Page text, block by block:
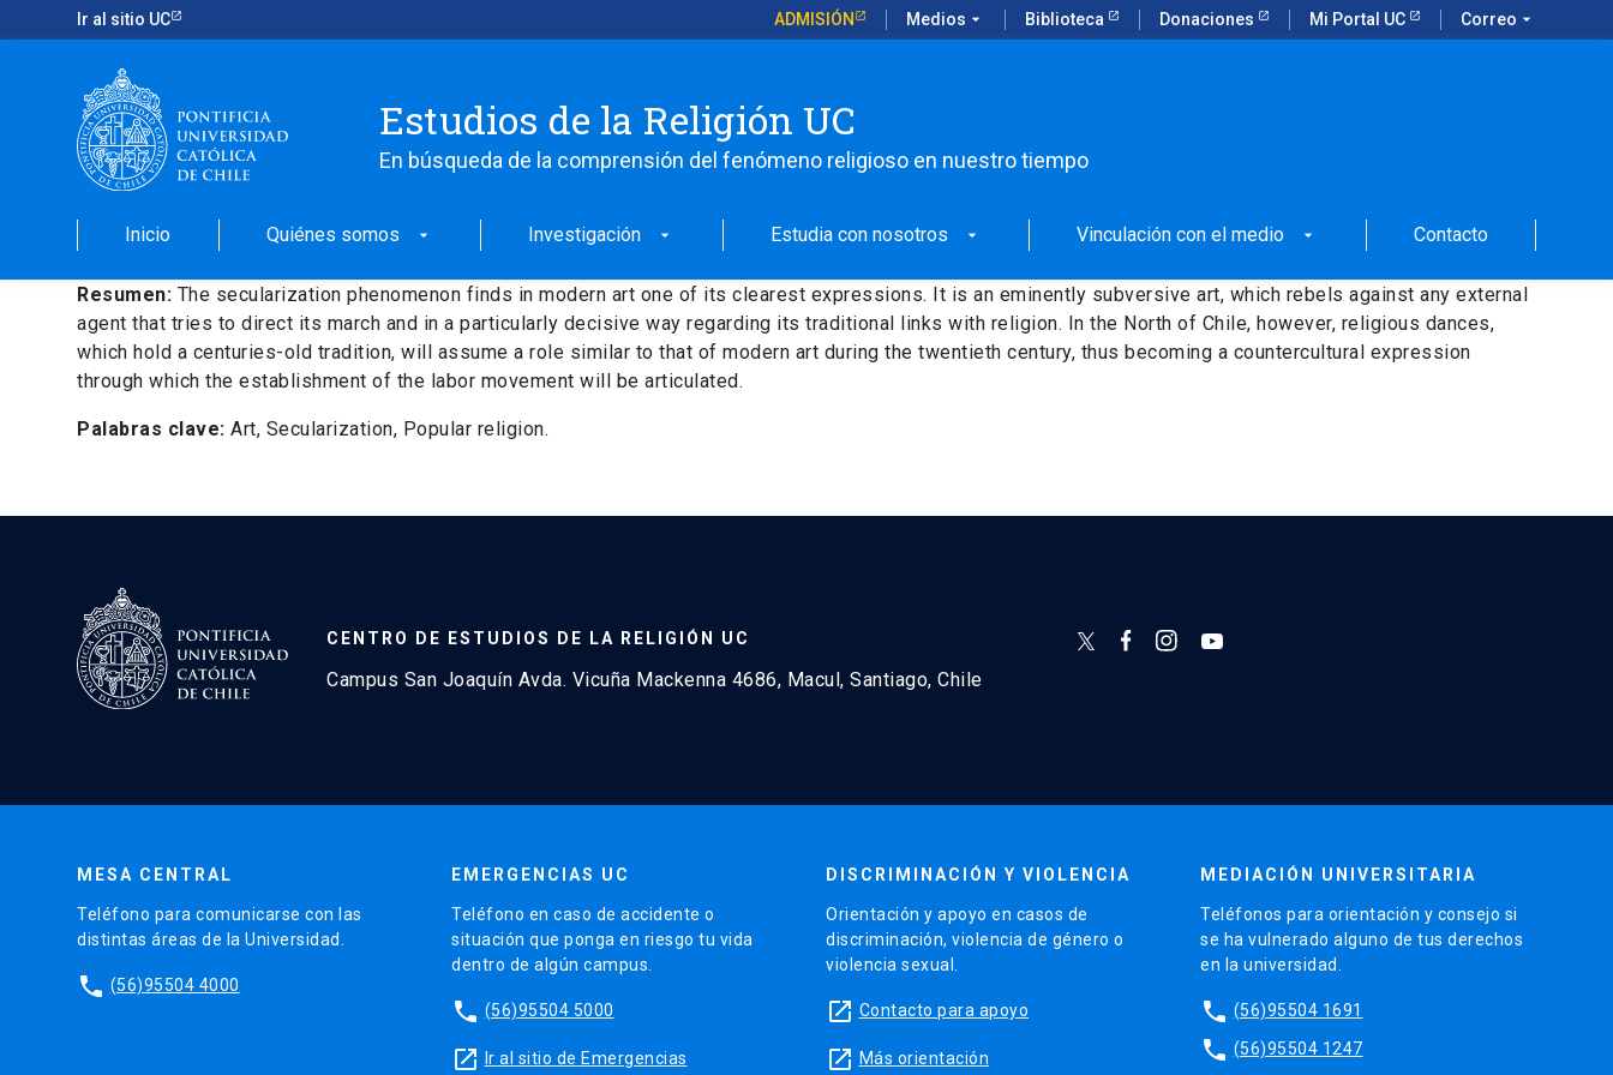
Ir al sitio UC ADMISIÓN Medios arrow_drop_down Biblioteca Donaciones Mi Portal UC Correo arrow_drop_down
Estudios de la Religión UC
En búsqueda de la comprensión del fenómeno religioso en nuestro tiempo
Inicio Quiénes somos arrow_drop_down Investigación arrow_drop_down Estudia con nosotros arrow_drop_down Vinculación con el medio arrow_drop_down Contacto
Resumen: The secularization phenomenon finds in modern art one of its clearest expressions. It is an eminently subversive art, which rebels against any external
agent that tries to direct its march and in a particularly decisive way regarding its traditional links with religion. In the North of Chile, however, religious dances,
which hold a centuries-old tradition, will assume a role similar to that of modern art during the twentieth century, thus becoming a countercultural expression
through which the establishment of the labor movement will be articulated.
Palabras clave: Art, Secularization, Popular religion.
CENTRO DE ESTUDIOS DE LA RELIGIÓN UC
Campus San Joaquín Avda. Vicuña Mackenna 4686, Macul, Santiago, Chile
MESA CENTRAL
Teléfono para comunicarse con las
distintas áreas de la Universidad.
phone (56)95504 4000
EMERGENCIAS UC
Teléfono en caso de accidente o
situación que ponga en riesgo tu vida
dentro de algún campus.
phone (56)95504 5000
launch Ir al sitio de Emergencias
DISCRIMINACIÓN Y VIOLENCIA
Orientación y apoyo en casos de
discriminación, violencia de género o
violencia sexual.
launch Contacto para apoyo
launch Más orientación
MEDIACIÓN UNIVERSITARIA
Teléfonos para orientación y consejo si
se ha vulnerado alguno de tus derechos
en la universidad.
phone (56)95504 1691
phone (56)95504 1247